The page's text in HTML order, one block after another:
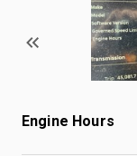
Engine Hours